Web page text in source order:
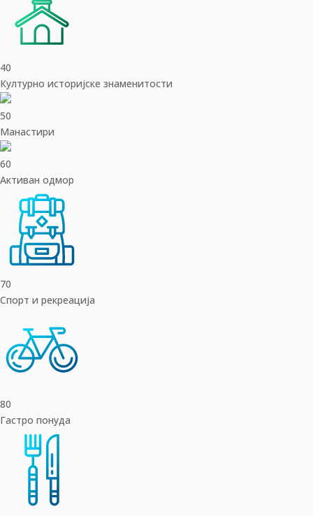
40
Културно историјске знаменитости
50
Манастири
60
Активан одмор
70
Спорт и рекреација
80
Гастро понуда